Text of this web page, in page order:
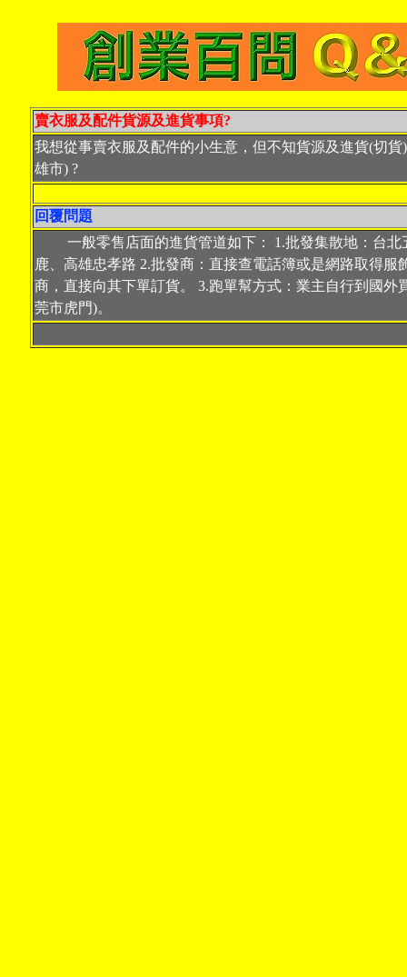
賣衣服及配件貨源及進貨事項?
我想從事賣衣服及配件的小生意 ， 但不知貨源及進貨(切貨
雄市) ?
回覆問題
一般零售店面的進貨管道如下： 1.批發集散地：台北
鹿、高雄忠孝路 2.批發商：直接查電話簿或是網路取得服
商，直接向其下單訂貨。 3.跑單幫方式：業主自行到國外
莞市虎門)。